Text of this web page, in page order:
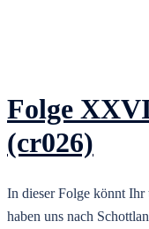
Folge
(cr026)
In dieser Folge könnt
haben uns nach